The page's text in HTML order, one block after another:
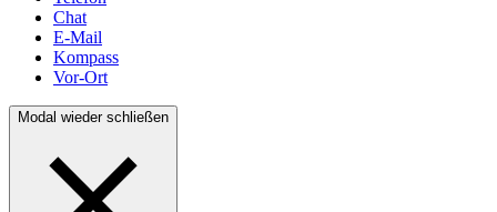
Chat
E-Mail
Kompass
Vor-Ort
Modal wieder schließen